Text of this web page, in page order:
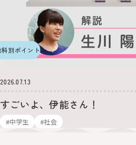
科別ポイント
2026.07.13
すごいよ、伊能さん！
#中学生 #社会